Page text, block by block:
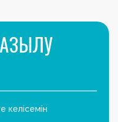
келісемін